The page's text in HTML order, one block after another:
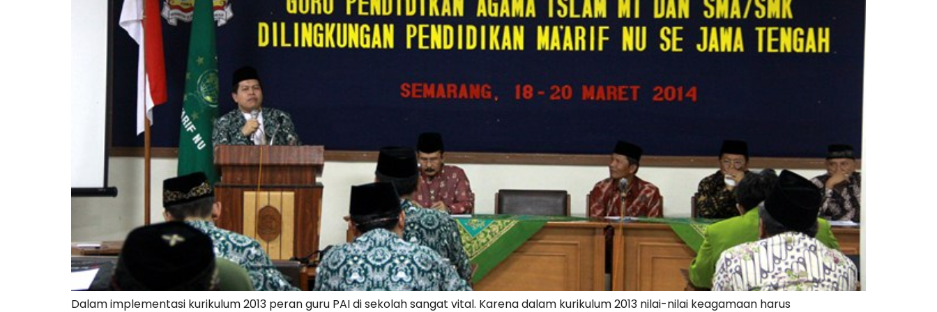
Dalam implementasi kurikulum 2013 peran guru PAI di sekolah sangat vital. Karena dalam kurikulum 2013 nilai-nilai keagamaan harus